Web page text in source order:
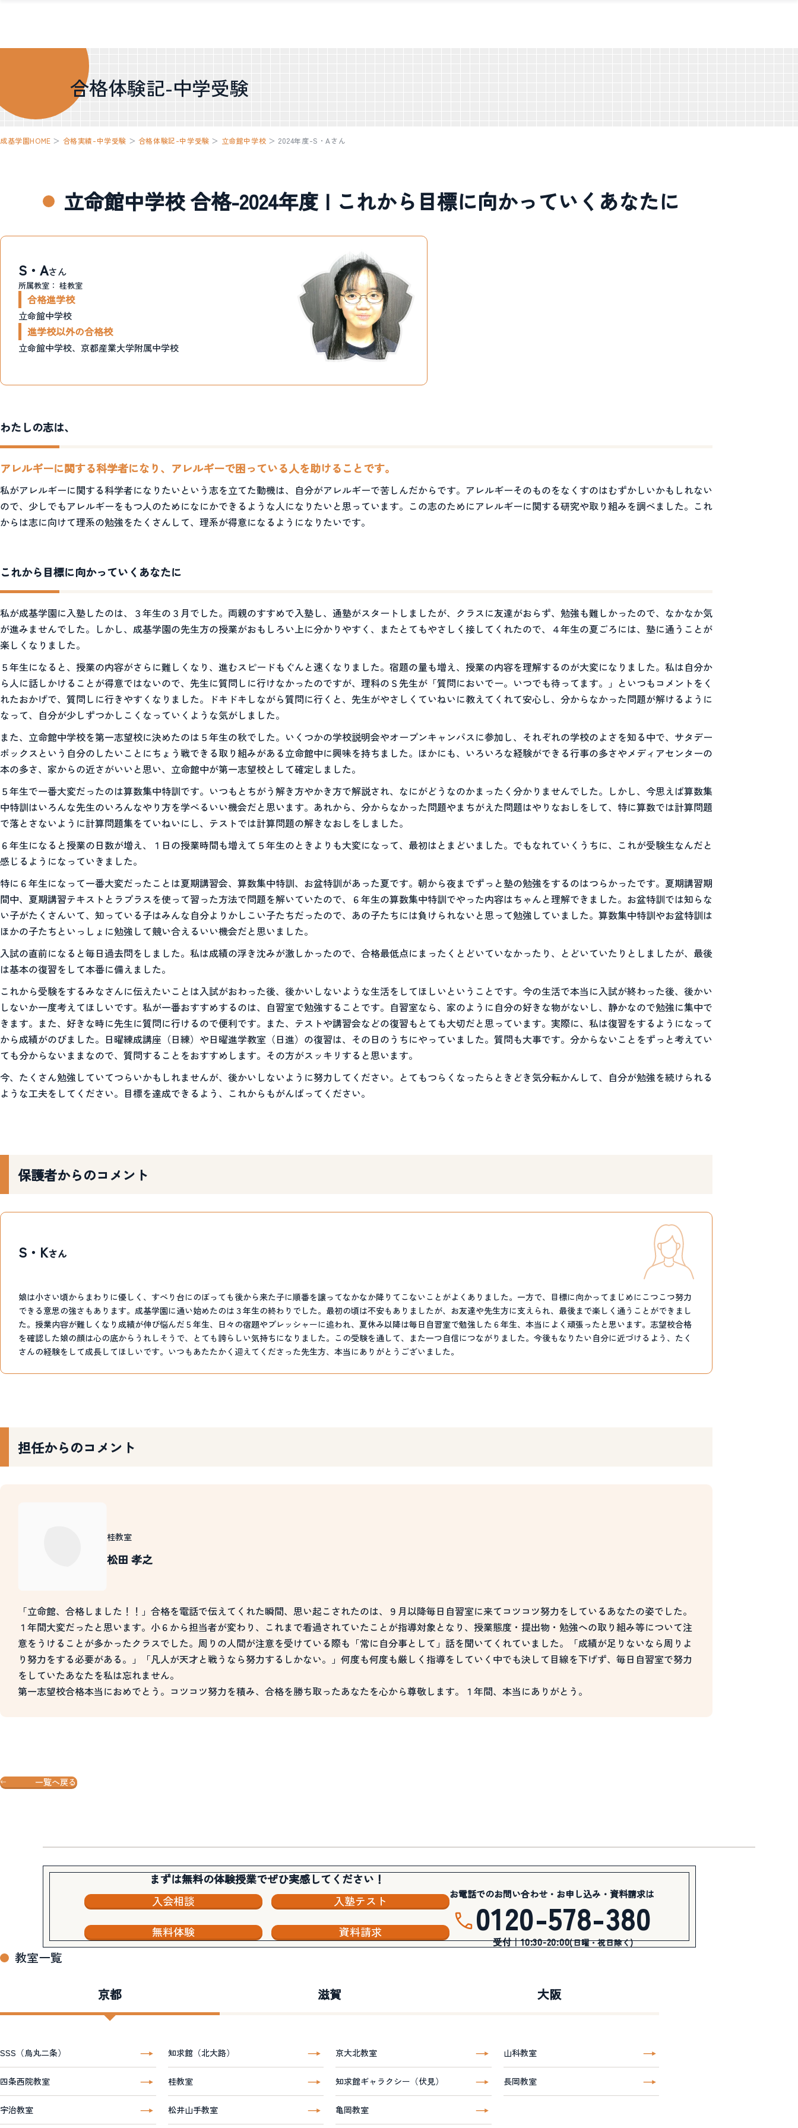
合格体験記-中学受験
成基学園HOME ＞ 合格実績-中学受験 ＞ 合格体験記-中学受験 ＞ 立命館中学校 ＞ 2024年度-S・Aさん
立命館中学校 合格-2024年度 | これから目標に向かっていくあなたに
S・Aさん
所属教室： 桂教室
合格進学校
立命館中学校
進学校以外の合格校
立命館中学校、京都産業大学附属中学校
わたしの志は、
アレルギーに関する科学者になり、アレルギーで困っている人を助けることです。
私がアレルギーに関する科学者になりたいという志を立てた動機は、自分がアレルギーで苦しんだからです。アレルギーそのものをなくすのはむずかしいかもしれない
ので、少しでもアレルギーをもつ人のためになにかできるような人になりたいと思っています。この志のためにアレルギーに関する研究や取り組みを調べました。これ
からは志に向けて理系の勉強をたくさんして、理系が得意になるようになりたいです。
これから目標に向かっていくあなたに
私が成基学園に入塾したのは、３年生の３月でした。両親のすすめで入塾し、通塾がスタートしましたが、クラスに友達がおらず、勉強も難しかったので、なかなか気
が進みませんでした。しかし、成基学園の先生方の授業がおもしろい上に分かりやすく、またとてもやさしく接してくれたので、４年生の夏ごろには、塾に通うことが
楽しくなりました。
５年生になると、授業の内容がさらに難しくなり、進むスピードもぐんと速くなりました。宿題の量も増え、授業の内容を理解するのが大変になりました。私は自分か
ら人に話しかけることが得意ではないので、先生に質問しに行けなかったのですが、理科のＳ先生が「質問においでー。いつでも待ってます。」といつもコメントをく
れたおかげで、質問しに行きやすくなりました。ドキドキしながら質問に行くと、先生がやさしくていねいに教えてくれて安心し、分からなかった問題が解けるように
なって、自分が少しずつかしこくなっていくような気がしました。
また、立命館中学校を第一志望校に決めたのは５年生の秋でした。いくつかの学校説明会やオープンキャンパスに参加し、それぞれの学校のよさを知る中で、サタデー
ボックスという自分のしたいことにちょう戦できる取り組みがある立命館中に興味を持ちました。ほかにも、いろいろな経験ができる行事の多さやメディアセンターの
本の多さ、家からの近さがいいと思い、立命館中が第一志望校として確定しました。
５年生で一番大変だったのは算数集中特訓です。いつもとちがう解き方やかき方で解説され、なにがどうなのかまったく分かりませんでした。しかし、今思えば算数集
中特訓はいろんな先生のいろんなやり方を学べるいい機会だと思います。あれから、分からなかった問題やまちがえた問題はやりなおしをして、特に算数では計算問題
で落とさないように計算問題集をていねいにし、テストでは計算問題の解きなおしをしました。
６年生になると授業の日数が増え、１日の授業時間も増えて５年生のときよりも大変になって、最初はとまどいました。でもなれていくうちに、これが受験生なんだと
感じるようになっていきました。
特に６年生になって一番大変だったことは夏期講習会、算数集中特訓、お盆特訓があった夏です。朝から夜までずっと塾の勉強をするのはつらかったです。夏期講習期
間中、夏期講習テキストとラプラスを使って習った方法で問題を解いていたので、６年生の算数集中特訓でやった内容はちゃんと理解できました。お盆特訓では知らな
い子がたくさんいて、知っている子はみんな自分よりかしこい子たちだったので、あの子たちには負けられないと思って勉強していました。算数集中特訓やお盆特訓は
ほかの子たちといっしょに勉強して競い合えるいい機会だと思いました。
入試の直前になると毎日過去問をしました。私は成績の浮き沈みが激しかったので、合格最低点にまったくとどいていなかったり、とどいていたりとしましたが、最後
は基本の復習をして本番に備えました。
これから受験をするみなさんに伝えたいことは入試がおわった後、後かいしないような生活をしてほしいということです。今の生活で本当に入試が終わった後、後かい
しないか一度考えてほしいです。私が一番おすすめするのは、自習室で勉強することです。自習室なら、家のように自分の好きな物がないし、静かなので勉強に集中で
きます。また、好きな時に先生に質問に行けるので便利です。また、テストや講習会などの復習もとても大切だと思っています。実際に、私は復習をするようになって
から成績がのびました。日曜練成講座（日練）や日曜進学教室（日進）の復習は、その日のうちにやっていました。質問も大事です。分からないことをずっと考えてい
ても分からないままなので、質問することをおすすめします。その方がスッキリすると思います。
今、たくさん勉強していてつらいかもしれませんが、後かいしないように努力してください。とてもつらくなったらときどき気分転かんして、自分が勉強を続けられる
ような工夫をしてください。目標を達成できるよう、これからもがんばってください。
保護者からのコメント
S・Kさん
娘は小さい頃からまわりに優しく、すべり台にのぼっても後から来た子に順番を譲ってなかなか降りてこないことがよくありました。一方で、目標に向かってまじめにこつこつ努力
できる意思の強さもあります。成基学園に通い始めたのは３年生の終わりでした。最初の頃は不安もありましたが、お友達や先生方に支えられ、最後まで楽しく通うことができまし
た。授業内容が難しくなり成績が伸び悩んだ５年生、日々の宿題やプレッシャーに追われ、夏休み以降は毎日自習室で勉強した６年生、本当によく頑張ったと思います。志望校合格
を確認した娘の顔は心の底からうれしそうで、とても誇らしい気持ちになりました。この受験を通して、また一つ自信につながりました。今後もなりたい自分に近づけるよう、たく
さんの経験をして成長してほしいです。いつもあたたかく迎えてくださった先生方、本当にありがとうございました。
担任からのコメント
桂教室
松田 孝之
「立命館、合格しました！！」合格を電話で伝えてくれた瞬間、思い起こされたのは、９月以降毎日自習室に来てコツコツ努力をしているあなたの姿でした。
１年間大変だったと思います。小６から担当者が変わり、これまで看過されていたことが指導対象となり、授業態度・提出物・勉強への取り組み等について注
意をうけることが多かったクラスでした。周りの人間が注意を受けている際も「常に自分事として」話を聞いてくれていました。「成績が足りないなら周りよ
り努力をする必要がある。」「凡人が天才と戦うなら努力するしかない。」何度も何度も厳しく指導をしていく中でも決して目線を下げず、毎日自習室で努力
をしていたあなたを私は忘れません。
第一志望校合格本当におめでとう。コツコツ努力を積み、合格を勝ち取ったあなたを心から尊敬します。１年間、本当にありがとう。
一覧へ戻る
まずは無料の体験授業でぜひ実感してください！
入会相談
入塾テスト
無料体験 資料請求
お電話でのお問い合わせ・お申し込み・資料請求は
0120-578-380
受付｜10:30-20:00(日曜・祝日除く)
教室一覧
京都 滋賀 大阪
SSS（烏丸二条） 知求館（北大路） 京大北教室 山科教室
四条西院教室 桂教室 知求館ギャラクシー（伏見） 長岡教室
宇治教室 松井山手教室 亀岡教室